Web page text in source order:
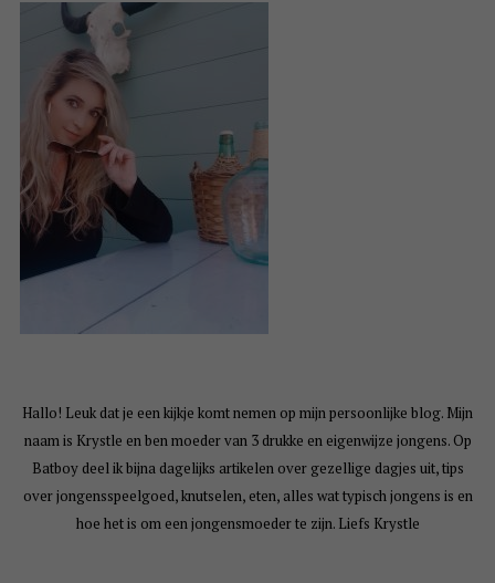
Hallo! Leuk dat je een kijkje komt nemen op mijn persoonlijke blog. Mijn
naam is Krystle en ben moeder van 3 drukke en eigenwijze jongens. Op
Batboy deel ik bijna dagelijks artikelen over gezellige dagjes uit, tips
over jongensspeelgoed, knutselen, eten, alles wat typisch jongens is en
hoe het is om een jongensmoeder te zijn. Liefs Krystle